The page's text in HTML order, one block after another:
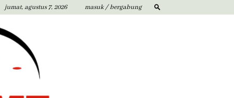
jumat, agustus 7, 2026 masuk / bergabung